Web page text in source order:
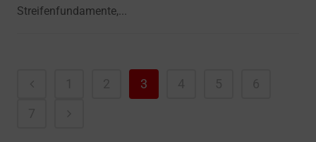
Streifenfundamente,...
3